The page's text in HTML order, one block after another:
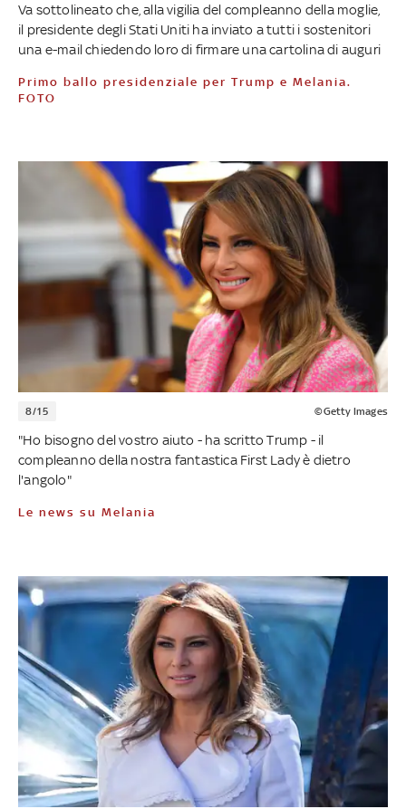
Va sottolineato che, alla vigilia del compleanno della moglie,
il presidente degli Stati Uniti ha inviato a tutti i sostenitori
una e-mail chiedendo loro di firmare una cartolina di auguri
Primo ballo presidenziale per Trump e Melania.
FOTO
8/15 ©Getty Images
"Ho bisogno del vostro aiuto - ha scritto Trump - il
compleanno della nostra fantastica First Lady è dietro
l'angolo"
Le news su Melania